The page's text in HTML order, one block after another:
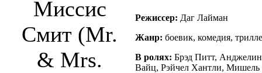
Режиссер: Даг Лайман
Жанр: боевик, комедия,
В ролях: Брэд Питт,
Вайц, Рэйчел Хантли,